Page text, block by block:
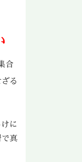
合
る
に
で真